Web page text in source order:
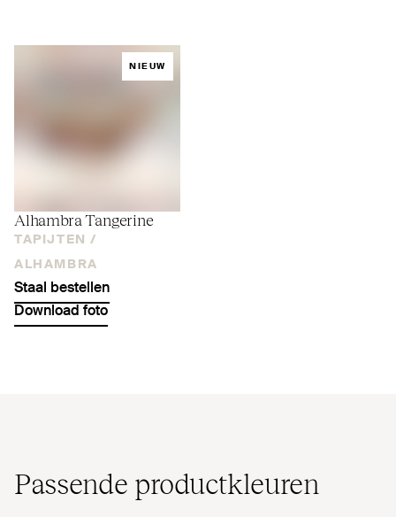
NIEUW
Alhambra Tangerine
TAPIJTEN /
ALHAMBRA
Staal bestellen
Download foto
Passende pro­duct­kleuren